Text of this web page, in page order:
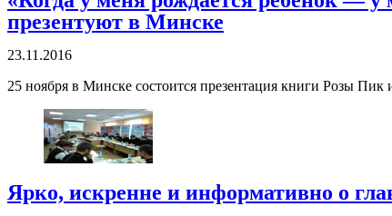
презентуют в Минске
23.11.2016
25 ноября в Минске состоится презентация книги Розы
Ярко, искренне и информативно о